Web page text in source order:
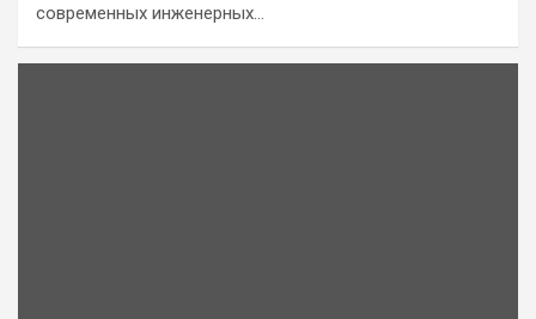
современных инженерных…